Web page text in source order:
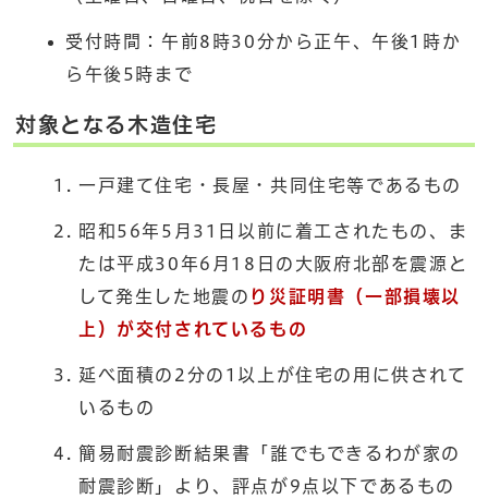
受付時間：午前8時30分から正午、午後1時か
ら午後5時まで
対象となる木造住宅
一戸建て住宅・長屋・共同住宅等であるもの
昭和56年5月31日以前に着工されたもの、ま
たは平成30年6月18日の大阪府北部を震源と
して発生した地震の り災証明書（一部損壊以
上）が交付されているもの
延べ面積の2分の1以上が住宅の用に供されて
いるもの
簡易耐震診断結果書「誰でもできるわが家の
耐震診断」より、評点が9点以下であるもの